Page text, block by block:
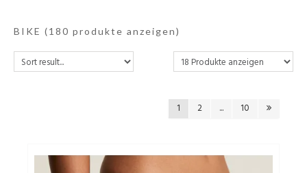
Run
Swim
BIKE (180 produkte anzeigen)
1 2 ... 10